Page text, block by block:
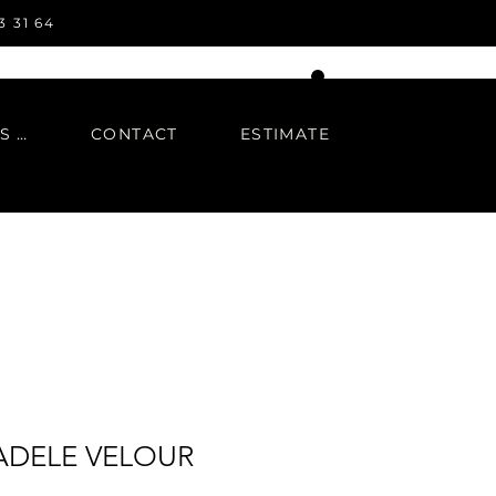
31 64
IN REGARDS TO CONTACT ESTIMATE
VELOUR